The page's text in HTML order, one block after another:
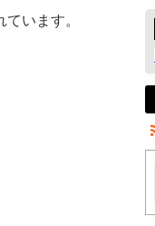
います。